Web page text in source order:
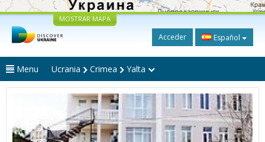
MOSTRAR MAPA
Acceder Español
Menu Ucrania Crimea Yalta